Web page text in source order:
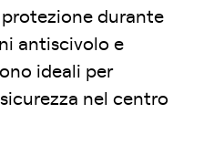
durante
antiscivolo e
ideali per
nel centro